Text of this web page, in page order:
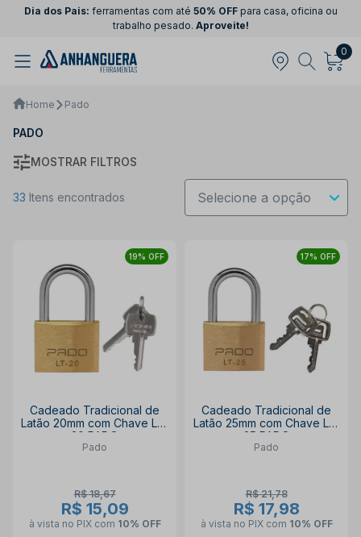
Dia dos Pais: ferramentas com até 50% OFFpara casa, oficina ou
trabalho pesado. Aproveite!
0
Home Pado
PADO
MOSTRAR FILTROS
33 Itens encontrados
19% OFF
Cadeado Tradicional de
Latão 20mm com Chave LT-
20 PADO
Pado
R$ 18,67
R$ 15,09
à vista no PIX com 10% OFF
17% OFF
Cadeado Tradicional de
Latão 25mm com Chave LT-
25 PADO
Pado
R$ 21,78
R$ 17,98
à vista no PIX com 10% OFF